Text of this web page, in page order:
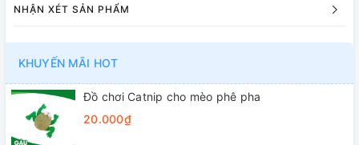
NHẬN XÉT SẢN PHẨM
KHUYẾN MÃI HOT
Đồ chơi Catnip cho mèo phê pha
20.000₫